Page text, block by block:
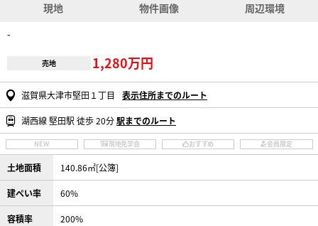
現地 物件画像 周辺環境
-
売地 1,280万円
滋賀県大津市堅田１丁目 表示住所までのルート
湖西線 堅田駅 徒歩 20分駅までのルート
NEW 現地見学会 おすすめ 会員限定
土地面積 140.86㎡[公簿]
建ぺい率 60%
容積率 200%